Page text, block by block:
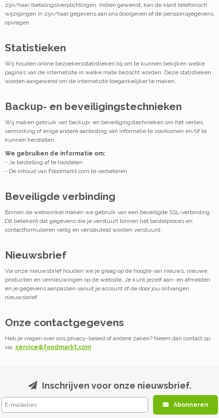
zijn/haar (betalings)verplichtingen. Indien gewenst, kan de klant telefonisch
wijzigingen in zijn/haar gegevens aan ons doorgeven of de persoonsgegevens
opvragen.
Statistieken
Wij houden online bezoekersstatistieken bij om te kunnen bekijken welke
pagina’s van de internetsite in welke mate bezocht worden. Deze statistieken
worden aangewend om de internetsite toegankelijker te maken.
Backup- en beveiligingstechnieken
Wij maken gebruik van backup- en beveiligingstechnieken om het verlies,
verminking of enige andere aantasting van informatie te voorkomen en/of te
kunnen herstellen.
We gebruiken de informatie om:
- Je bestelling af te handelen
- De inhoud van Foodmarkt.com te verbeteren
Beveiligde verbinding
Binnen de webwinkel maken we gebruik van een beveiligde SSL-verbinding.
Dit betekent dat gegevens die je verstuurt binnen het bestelproces en
contactformulieren veilig en versleuteld worden verstuurd.
Nieuwsbrief
Via onze nieuwsbrief houden we je graag op de hoogte van nieuws, nieuwe
producten en vernieuwingen op de website. Je kunt jezelf aan- en afmelden
en je gegevens aanpassen vanuit je account of de door jou ontvangen
nieuwsbrief.
Onze contactgegevens
Heb je vragen over ons privacy-beleid of andere zaken? Neem dan contact op
via: service@foodmarkt.com
Inschrijven voor onze nieuwsbrief.
Abonneren